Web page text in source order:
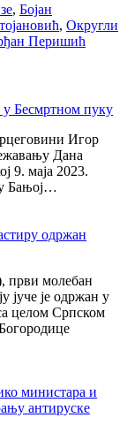
, Бојан
, Округли
Перишић
Бесмртном пуку
Игор
Дана
9. маја 2023.
Бањој…
одржан
први молебан
јуче је одржан у
целом Српском
министара и
антируске